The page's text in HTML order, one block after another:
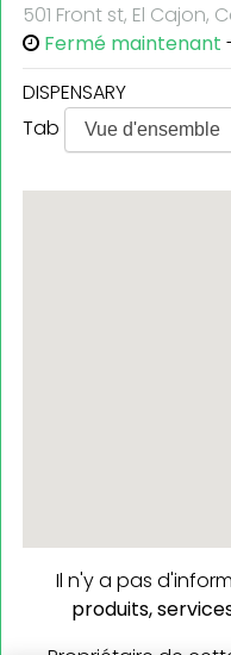
501 Front st, El Cajon,
Fermé maintenant
DISPENSARY
Tab
Vue d'ensemble
Il n'y a pas
produits,